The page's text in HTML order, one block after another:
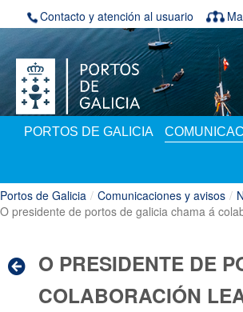
Saltar al contenido
Contacto y atención al usuario
PORTOS DE GALICIA
Portos de Galicia / Comunicaciones y avisos /
O presidente de portos de galicia chama á
O PRESIDENTE DE
COLABORACIÓN